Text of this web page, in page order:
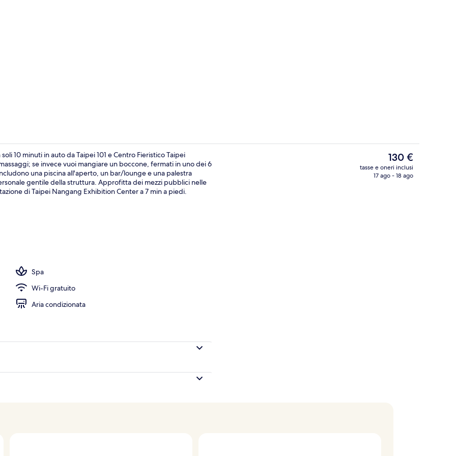
Esterni Lounge executive
10 minuti in auto da Taipei 101 e Centro Fieristico Taipei
se invece vuoi mangiare un boccone, fermati in uno dei 6
una piscina all'aperto, un bar/lounge e una palestra
gentile della struttura. Approfitta dei mezzi pubblici nelle
di Taipei Nangang Exhibition Center a 7 min a piedi.
Spa
Wi-Fi gratuito
Aria condizionata
Il
prezzo
attuale
130 €
tasse e oneri inclusi
17 ago - 18 ago